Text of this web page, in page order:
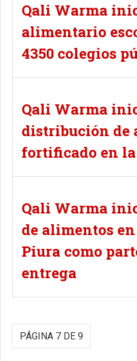
Qali Warma
alimentario
4350 colegios
Qali Warma
distribución de
fortificado en
Qali Warma
de alimentos
Piura como
entrega
PÁGINA 7 DE 9